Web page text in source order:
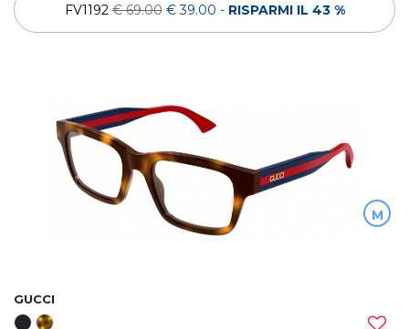
FV1192€ 69.00 € 39.00 - RISPARMI IL 43 %
M
GUCCI